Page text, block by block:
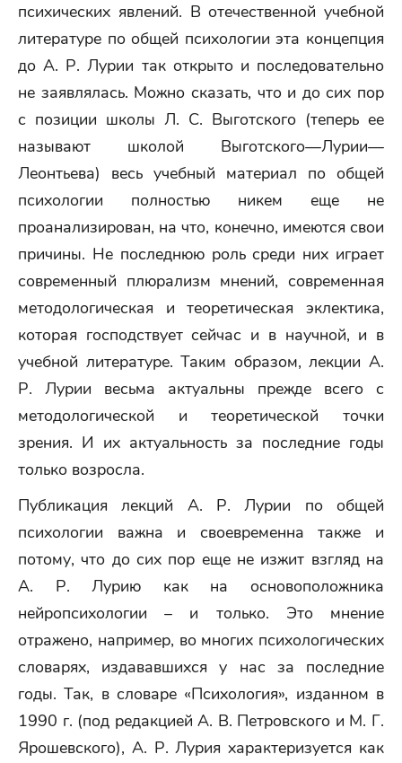
психических явлений. В отечественной учебной
литературе по общей психологии эта концепция
до А. Р. Лурии так открыто и последовательно
не заявлялась. Можно сказать, что и до сих пор
с позиции школы Л. С. Выготского (теперь ее
называют школой Выготского—Лурии—
Леонтьева) весь учебный материал по общей
психологии полностью никем еще не
проанализирован, на что, конечно, имеются свои
причины. Не последнюю роль среди них играет
современный плюрализм мнений, современная
методологическая и теоретическая эклектика,
которая господствует сейчас и в научной, и в
учебной литературе. Таким образом, лекции А.
Р. Лурии весьма актуальны прежде всего с
методологической и теоретической точки
зрения. И их актуальность за последние годы
только возросла.
Публикация лекций А. Р. Лурии по общей
психологии важна и своевременна также и
потому, что до сих пор еще не изжит взгляд на
А. Р. Лурию как на основоположника
нейропсихологии – и только. Это мнение
отражено, например, во многих психологических
словарях, издававшихся у нас за последние
годы. Так, в словаре «Психология», изданном в
1990 г. (под редакцией А. В. Петровского и М. Г.
Ярошевского), А. Р. Лурия характеризуется как